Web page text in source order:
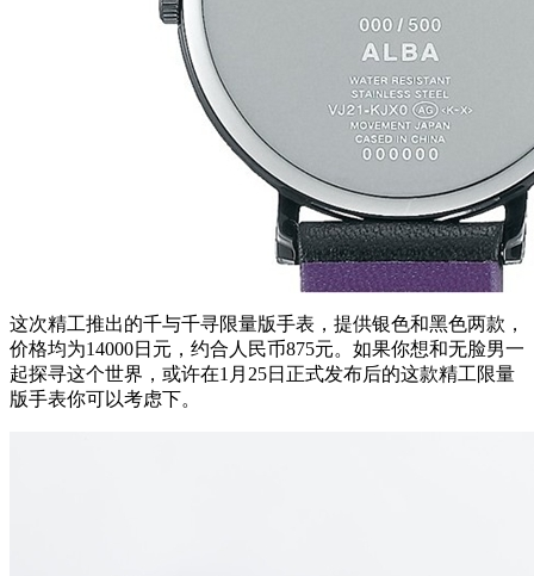
这次精工推出的千与千寻限量版手表，提供银色和黑色两款，
价格均为14000日元，约合人民币875元。如果你想和无脸男一
起探寻这个世界，或许在1月25日正式发布后的这款精工限量
版手表你可以考虑下。